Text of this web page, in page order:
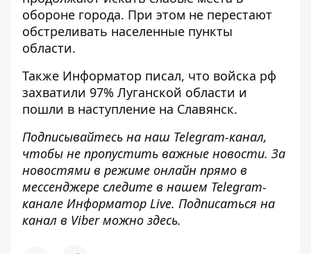
обороне города. При этом не перестают
обстреливать населенные пункты
области.
Также Информатор писал, что войска рф
захватили 97% Луганской области и
пошли в наступление на Славянск.
Подписывайтесь на наш Telegram-канал,
чтобы не пропустить важные новости. За
новостями в режиме онлайн прямо в
мессенджере следите в нашем Telegram-
канале Информатор Live. Подписаться на
канал в Viber можно здесь.